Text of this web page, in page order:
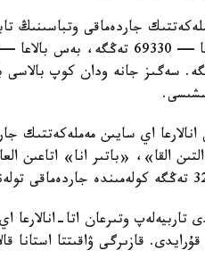
جاردەماقى وتباسىنىڭ
انالارعا اي سايىن
تاربيەلەپ وتىرعان اتا-